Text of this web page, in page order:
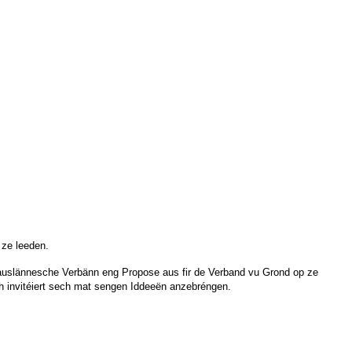
leeden.
Verbänn eng Propose aus fir de Verband vu Grond op ze
sech mat sengen Iddeeën anzebréngen.